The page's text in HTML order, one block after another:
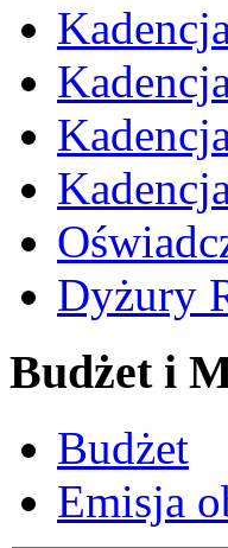
Dyżury
Budżet i
Budżet
Emisja